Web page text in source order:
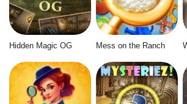
Hidden Magic OG Mess on the Ranch